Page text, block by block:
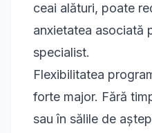
ceai alături, poate
anxietatea asociată
specialist.
Flexibilitatea
forte major. Fără
sau în sălile de